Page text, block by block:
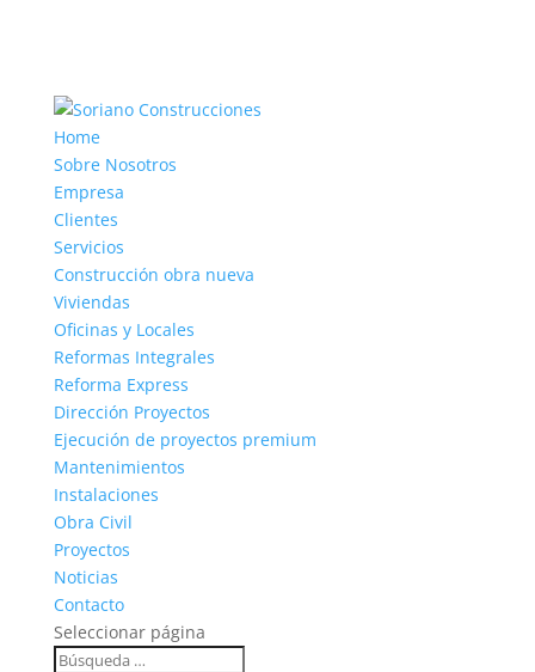
Home
Sobre Nosotros
Empresa
Clientes
Servicios
Construcción obra nueva
Viviendas
Oficinas y Locales
Reformas Integrales
Reforma Express
Dirección Proyectos
Ejecución de proyectos premium
Mantenimientos
Instalaciones
Obra Civil
Proyectos
Noticias
Contacto
Seleccionar página